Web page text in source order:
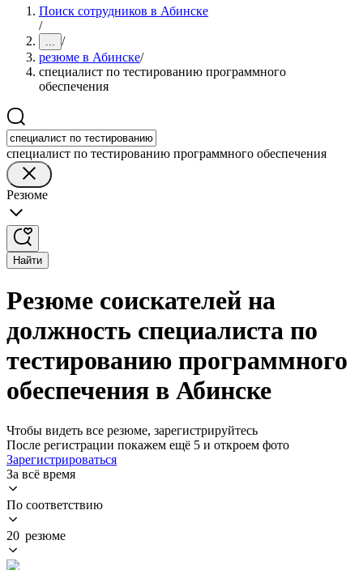
Поиск сотрудников в Абинске
/
... /
резюме в Абинске/
специалист по тестированию программного
обеспечения
специалист по тестированию программного обеспечения
Резюме
Найти
Резюме соискателей на
должность специалиста по
тестированию программного
обеспечения в Абинске
Чтобы видеть все резюме, зарегистрируйтесь
После регистрации покажем ещё 5 и откроем фото
Зарегистрироваться
За всё время
По соответствию
20 резюме